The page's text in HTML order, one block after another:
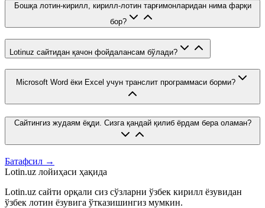
Бошқа лотин-кирилл, кирилл-лотин тарғимонларидан нима фарқи
бор?
Lotinuz сайтидан қачон фойдалансам бўлади?
Microsoft Word ёки Excel учун транслит программаси борми?
Сайтингиз жудаям ёқди. Сизга қандай қилиб ёрдам бера оламан?
Батафсил →
Lotin.uz лойиҳаси ҳақида
Lotin.uz сайти орқали сиз сўзларни ўзбек кирилл ёзувидан
ўзбек лотин ёзувига ўтказишингиз мумкин.